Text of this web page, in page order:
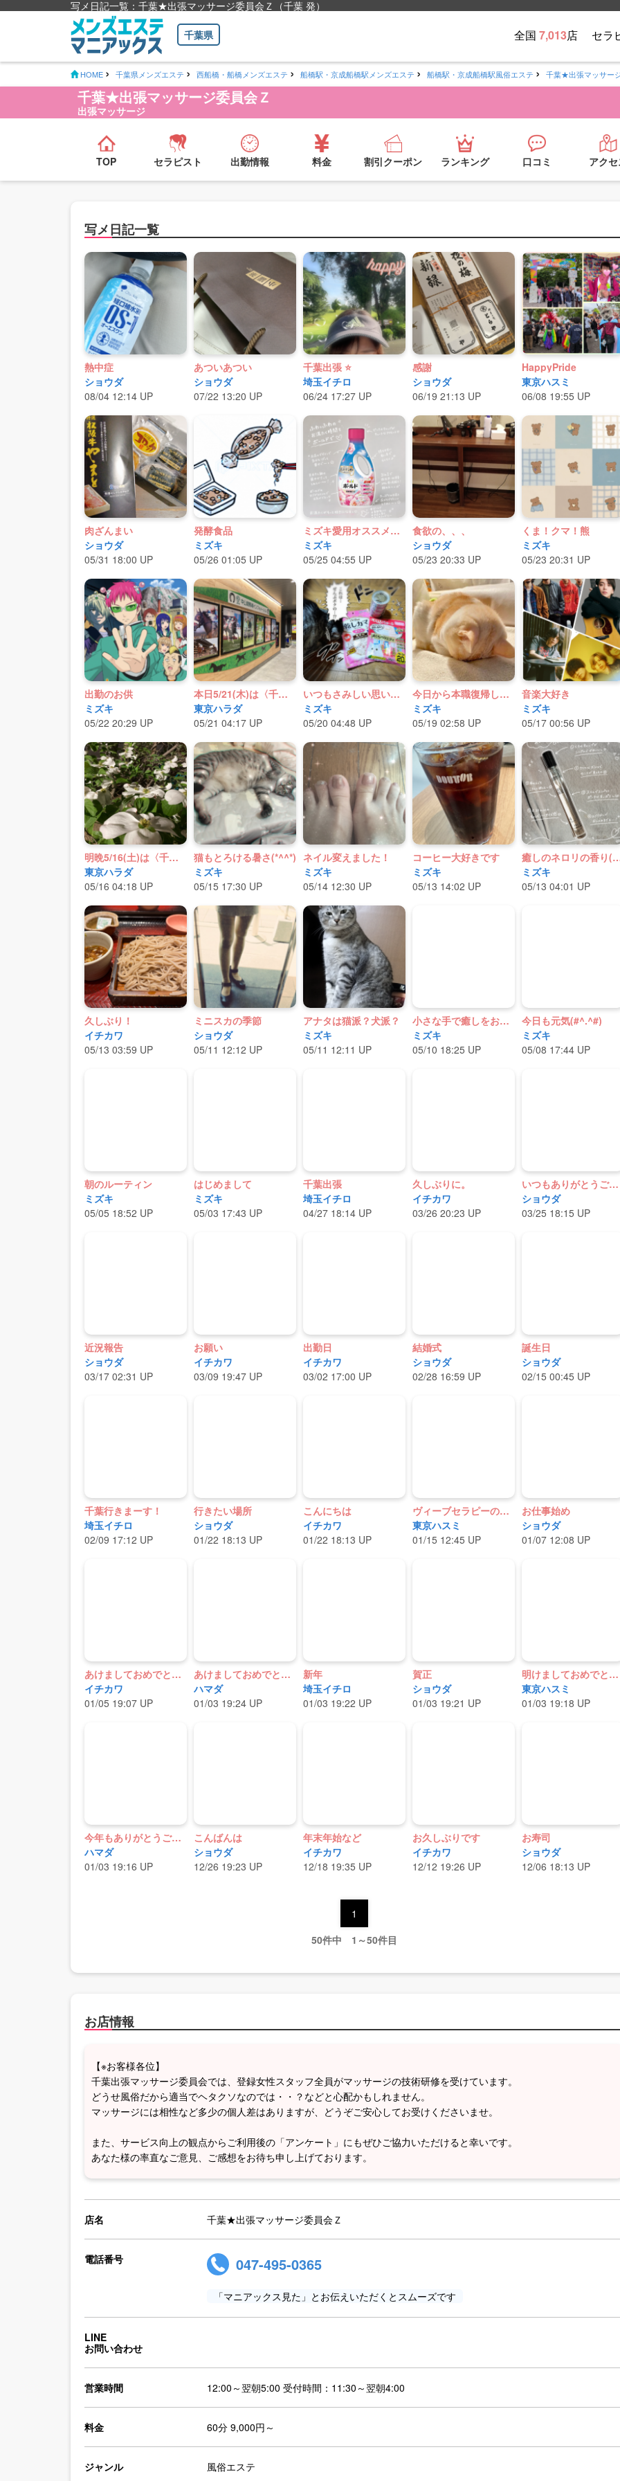
写メ日記一覧：千葉★出張マッサージ委員会Ｚ（千葉 発）
千葉県 全国 7,013店 セラ
HOME 千葉県メンズエステ 西船橋・船橋メンズエステ 船橋駅・京成船橋駅メンズエステ 船橋駅・京成船橋駅風俗エステ 千葉★出張マッサー
千葉★出張マッサージ委員会Ｚ
出張マッサージ
TOP セラピスト 出勤情報 料金 割引クーポン ランキング 口コミ アク
写メ日記一覧
熱中症
ショウダ
08/04 12:14 UP
あついあつい
ショウダ
07/22 13:20 UP
千葉出張 ⭐
埼玉イチロ
06/24 17:27 UP
感謝
ショウダ
06/19 21:13 UP
HappyPride
東京ハスミ
06/08 19:55 UP
肉ざんまい
ショウダ
05/31 18:00 UP
発酵食品
ミズキ
05/26 01:05 UP
ミズキ愛用オススメ洗剤
ミズキ
05/25 04:55 UP
食欲の、、、
ショウダ
05/23 20:33 UP
くま！クマ！熊
ミズキ
05/23 20:31 UP
出勤のお供
ミズキ
05/22 20:29 UP
本日5/21(木)は〈千葉委員会〉Day 2
東京ハラダ
05/21 04:17 UP
いつもさみしい思いさせてる相棒へ
ミズキ
05/20 04:48 UP
今日から本職復帰します
ミズキ
05/19 02:58 UP
音楽大好き
ミズキ
05/17 00:56 UP
明晩5/16(土)は〈千葉委員会〉
東京ハラダ
05/16 04:18 UP
猫もとろける暑さ(*^^*)
ミズキ
05/15 17:30 UP
ネイル変えました！
ミズキ
05/14 12:30 UP
コーヒー大好きです
ミズキ
05/13 14:02 UP
癒しのネロ
ミズキ
05/13 04:01 UP
久しぶり！
イチカワ
05/13 03:59 UP
ミニスカの季節
ショウダ
05/11 12:12 UP
アナタは猫派？犬派？
ミズキ
05/11 12:11 UP
小さな手で癒しをお届け
ミズキ
05/10 18:25 UP
今日も元気(#^.^#)
ミズキ
05/08 17:44 UP
朝のルーティン
ミズキ
05/05 18:52 UP
はじめまして
ミズキ
05/03 17:43 UP
千葉出張
埼玉イチロ
04/27 18:14 UP
久しぶりに。
イチカワ
03/26 20:23 UP
いつもありがとうございます。
ショウダ
03/25 18:15 UP
近況報告
ショウダ
03/17 02:31 UP
お願い
イチカワ
03/09 19:47 UP
出勤日
イチカワ
03/02 17:00 UP
結婚式
ショウダ
02/28 16:59 UP
誕生日
ショウダ
02/15 00:45 UP
千葉行きまーす！
埼玉イチロ
02/09 17:12 UP
行きたい場所
ショウダ
01/22 18:13 UP
こんにちは
イチカワ
01/22 18:13 UP
ヴィーブセラピーのお話
東京ハスミ
01/15 12:45 UP
お仕事始め
ショウダ
01/07 12:08 UP
あけましておめでとう御座います
イチカワ
01/05 19:07 UP
あけましておめでとうございます
ハマダ
01/03 19:24 UP
新年
埼玉イチロ
01/03 19:22 UP
賀正
ショウダ
01/03 19:21 UP
明けましておめでとうございます
東京ハスミ
01/03 19:18 UP
今年もありがとうございました
ハマダ
01/03 19:16 UP
こんばんは
ショウダ
12/26 19:23 UP
年末年始など
イチカワ
12/18 19:35 UP
お久しぶりです
イチカワ
12/12 19:26 UP
お寿司
ショウダ
12/06 18:13 UP
1
50件中 1～50件目
お店情報
【※お客様各位】
千葉出張マッサージ委員会では、登録女性スタッフ全員がマッサージの技術研修を受けています。
どうせ風俗だから適当でヘタクソなのでは・・？などと心配かもしれません。
マッサージには相性など多少の個人差はありますが、どうぞご安心してお受けくださいませ。
また、サービス向上の観点からご利用後の「アンケート」にもぜひご協力いただけると幸いです。
あなた様の率直なご意見、ご感想をお待ち申し上げております。
店名 千葉★出張マッサージ委員会Ｚ
電話番号 047-495-0365
「マニアックス見た」とお伝えいただくとスムーズです
LINE
お問い合わせ
営業時間 12:00～翌朝5:00 受付時間：11:30～翌朝4:00
料金 60分 9,000円～
ジャンル 風俗エステ